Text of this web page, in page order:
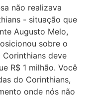
não realizava
- situação que
Augusto Melo,
sobre o
deve
R$ 1 milhão. Você
do Corinthians,
onde nós não